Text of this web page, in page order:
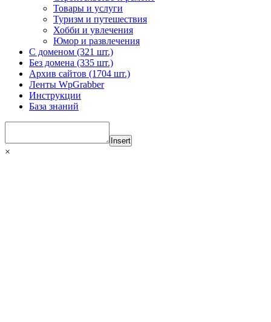
Товары и услуги
Туризм и путешествия
Хобби и увлечения
Юмор и развлечения
С доменом (321 шт.)
Без домена (335 шт.)
Архив сайтов (1704 шт.)
Ленты WpGrabber
Инструкции
База знаний
Insert
×